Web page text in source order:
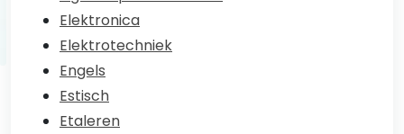
Elektronica
Elektrotechniek
Engels
Estisch
Etaleren